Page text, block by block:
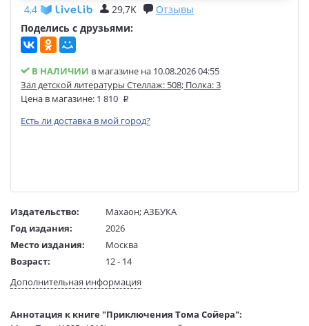
4,4 29,7K
Отзывы
Поделись с друзьями:
В НАЛИЧИИ в магазине на 10.08.2026 04:55
Зал детской литературы Стеллаж: 508; Полка: 3
Цена в магазине: 1 810
Есть ли доставка в мой город?
Издательство: Махаон;АЗБУКА
Год издания:
2026
Место издания:
Москва
Возраст:
12 - 14
Язык текста:
русский
Редактор/
Ямщикова Алёна
Дополнительная информация
Аннотация к книге "Приключения Тома Сойера":